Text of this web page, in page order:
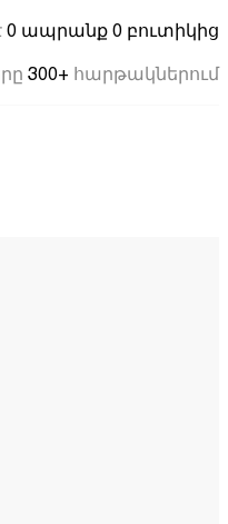
0 ապրանք 0 բուտիկից
300+ հարթակներում